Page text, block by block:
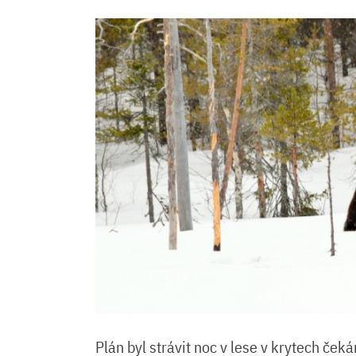
Plán byl strávit noc v lese v krytech